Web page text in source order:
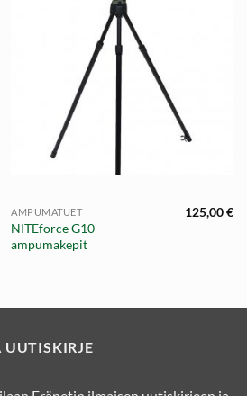
AMPUMATUET
NITEforce G10
ampumakepit
125,00€
UUTISKIRJE